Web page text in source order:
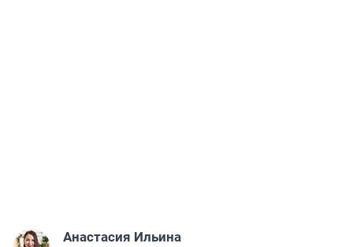
Анастасия Ильина